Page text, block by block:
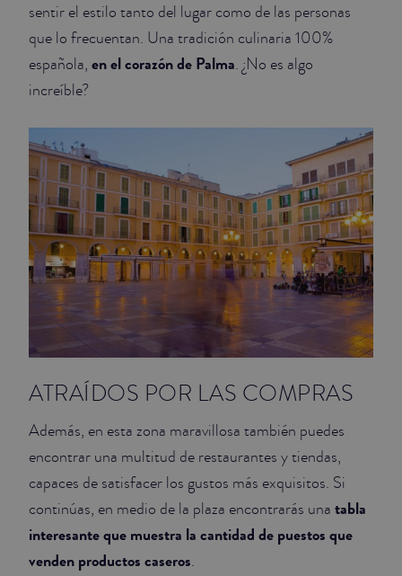
sentir el estilo tanto del lugar como de las personas
que lo frecuentan. Una tradición culinaria 100%
española, en el corazón de Palma. ¿No es algo
increíble?
ATRAÍDOS POR LAS COMPRAS
Además, en esta zona maravillosa también puedes
encontrar una multitud de restaurantes y tiendas,
capaces de satisfacer los gustos más exquisitos. Si
continúas, en medio de la plaza encontrarás una tabla
interesante que muestra la cantidad de puestos que
venden productos caseros.